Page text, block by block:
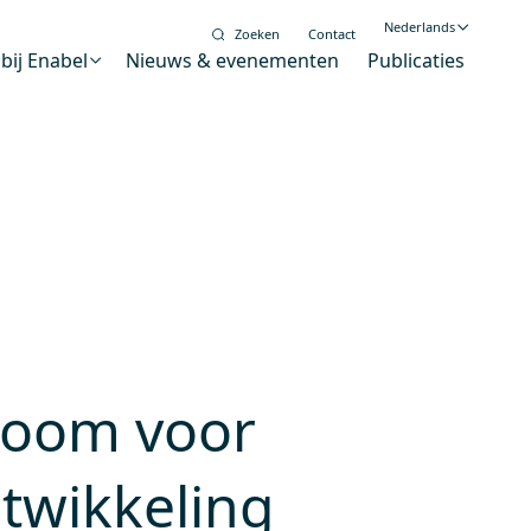
Zoeken Contact
Nederlands
English
Enabel Nieuws & evenementen Publicaties
voor